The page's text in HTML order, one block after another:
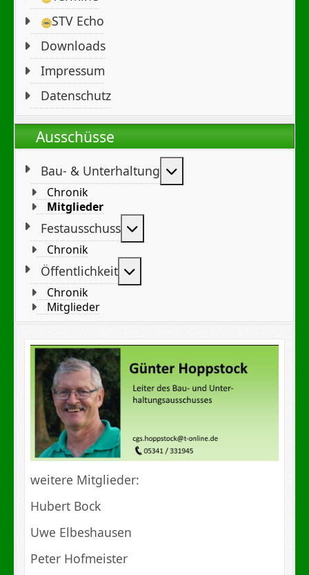
STV Echo
Downloads
Impressum
Datenschutz
Ausschüsse
Bau- & Unterhaltung
Chronik
Mitglieder
Festausschuss
Chronik
Öffentlichkeit
Chronik
Mitglieder
weitere Mitglieder:
Hubert Bock
Uwe Elbeshausen
Peter Hofmeister